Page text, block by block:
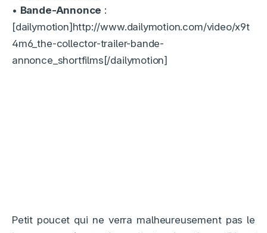
• Bande-Annonce :
[dailymotion]http://www.dailymotion.com/video/x9t
4m6_the-collector-trailer-bande-
annonce_shortfilms[/dailymotion]
Petit poucet qui ne verra malheureusement pas le